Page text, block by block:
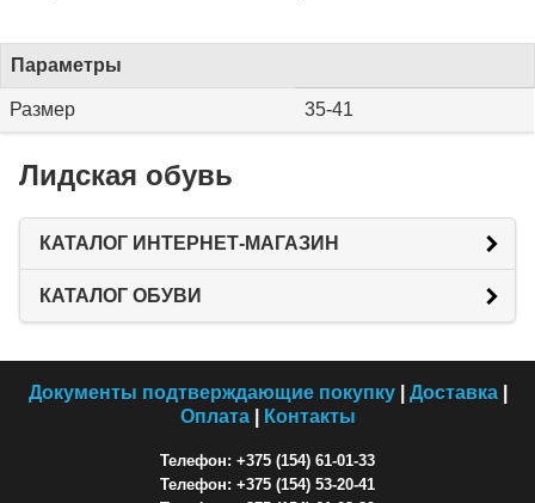
Параметры
Размер 35-41
Лидская обувь
КАТАЛОГ ИНТЕРНЕТ-МАГАЗИН
КАТАЛОГ ОБУВИ
Документы подтверждающие покупку| Доставка|
Оплата| Контакты
Телефон: +375 (154) 61-01-33
Телефон: +375 (154) 53-20-41